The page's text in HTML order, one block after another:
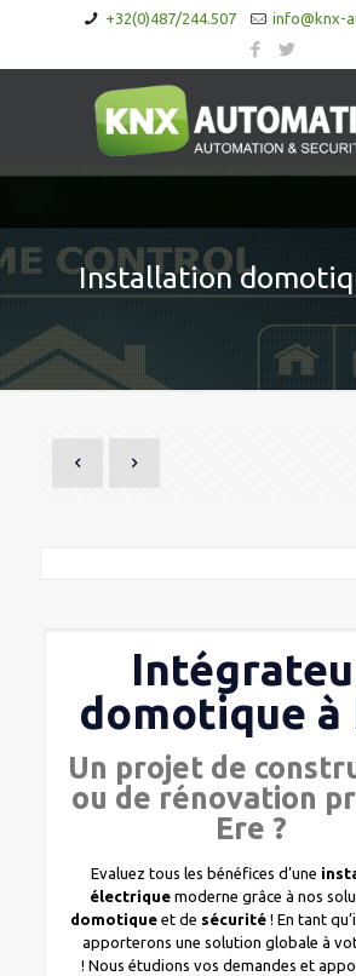
+32(0)487/244.507 info@knx-
Installation
domotique à
Un projet de
ou de rénovation
Ere ?
Evaluez tous les bénéfices d’une
électrique moderne grâce à nos
domotique et de sécurité ! En tant
apporterons une solution globale à
! Nous étudions vos demandes et